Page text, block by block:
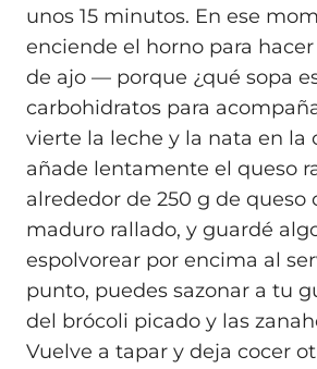
unos 15 minutos. En ese
enciende el horno para
de ajo — porque ¿qué sopa
carbohidratos para
vierte la leche y la nata en la
añade lentamente el queso
alrededor de 250 g de queso
maduro rallado, y guardé
espolvorear por encima al
punto, puedes sazonar a tu
del brócoli picado y las
Vuelve a tapar y deja cocer